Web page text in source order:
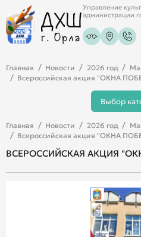
Управление
администрации
Главная Новости 2026 год
Всероссийская акция "ОКНА
Выбор
Главная Новости 2026 год
Всероссийская акция "ОКНА
ВСЕРОССИЙСКАЯ АКЦИЯ